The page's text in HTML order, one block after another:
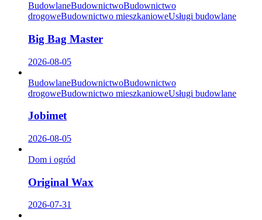
BudowlaneBudownictwoBudownictwo
drogoweBudownictwo mieszkanioweUsługi budowlane
Big Bag Master
2026-08-05
BudowlaneBudownictwoBudownictwo
drogoweBudownictwo mieszkanioweUsługi budowlane
Jobimet
2026-08-05
Dom i ogród
Original Wax
2026-07-31